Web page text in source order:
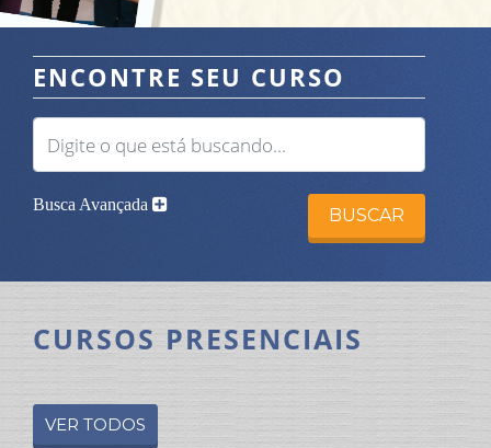
ENCONTRE SEU CURSO
BUSCAR
Busca Avançada
CURSOS PRESENCIAIS
VER TODOS